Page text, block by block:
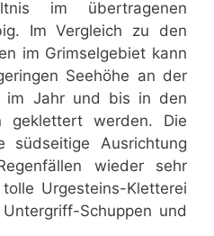
im übertragenen
Im Vergleich zu den
im Grimselgebiet kann
Seehöhe an der
im Jahr und bis in den
geklettert werden. Die
südseitige Ausrichtung
wieder sehr
Urgesteins-Kletterei
Schuppen und